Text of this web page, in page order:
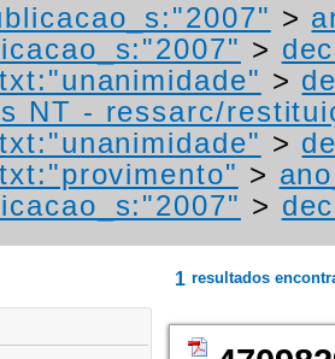
>
>
>
NT - ressarc/
>
>
>
1 resultados